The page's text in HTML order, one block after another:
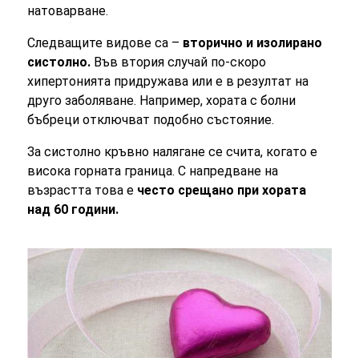
натоварване.
Следващите видове са – вторично и изолирано
систолно. Във втория случай по-скоро
хипертонията придружава или е в резултат на
друго заболяване. Например, хората с болни
бъбреци отключват подобно състояние.
За систолно кръвно налягане се счита, когато е
висока горната граница. С напредване на
възрастта това е често срещано при хората
над 60 години.